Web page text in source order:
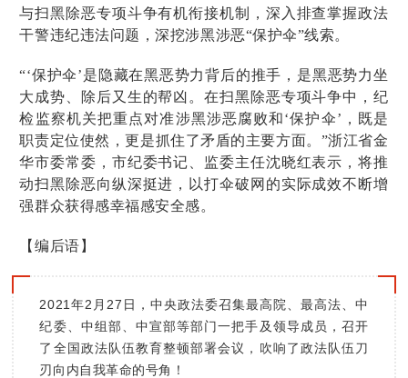
与扫黑除恶专项斗争有机衔接机制，深入排查掌握政法
干警违纪违法问题，深挖涉黑涉恶“保护伞”线索。
“‘保护伞’是隐藏在黑恶势力背后的推手，是黑恶势力坐
大成势、除后又生的帮凶。在扫黑除恶专项斗争中，纪
检监察机关把重点对准涉黑涉恶腐败和‘保护伞’，既是
职责定位使然，更是抓住了矛盾的主要方面。”浙江省金
华市委常委，市纪委书记、监委主任沈晓红表示，将推
动扫黑除恶向纵深挺进，以打伞破网的实际成效不断增
强群众获得感幸福感安全感。
【编后语】
2021年2月27日，中央政法委召集最高院、最高法、中
纪委、中组部、中宣部等部门一把手及领导成员，召开
了全国政法队伍教育整顿部署会议，吹响了政法队伍刀
刃向内自我革命的号角！